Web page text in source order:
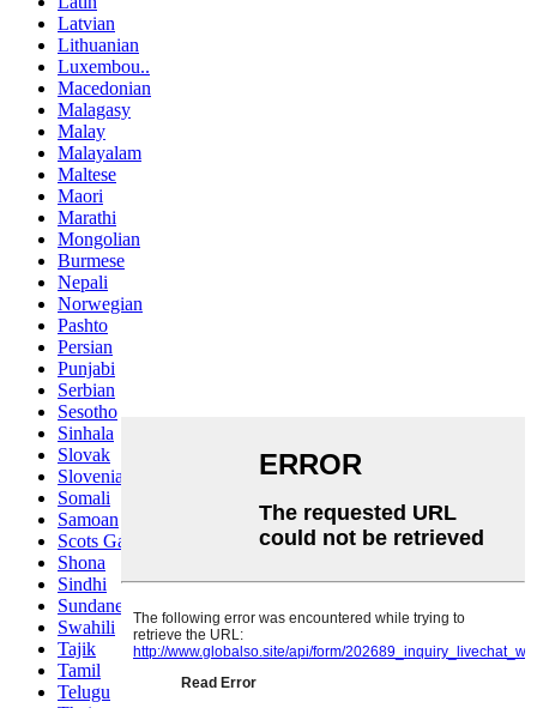
Latvian
Lithuanian
Luxembou..
Macedonian
Malagasy
Malay
Malayalam
Maltese
Maori
Marathi
Mongolian
Burmese
Nepali
Norwegian
Pashto
Persian
Punjabi
Serbian
Sesotho
Sinhala
Slovak
Slovenian
Somali
Samoan
Scots Gaelic
Shona
Sindhi
Sundanese
Swahili
Tajik
Tamil
Telugu